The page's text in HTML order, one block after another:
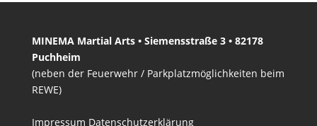
MINEMA Martial Arts • Siemensstraße 3 • 82178
Puchheim
(neben der Feuerwehr / Parkplatzmöglichkeiten beim
REWE)
Impressum Datenschutzerklärung